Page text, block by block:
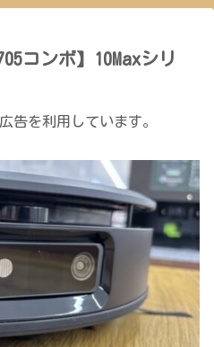
コンボ】10Maxシリ
告を利用しています。